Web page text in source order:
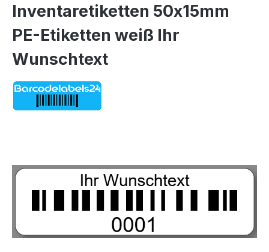
Inventaretiketten 50x15mm
PE-Etiketten weiß Ihr
Wunschtext